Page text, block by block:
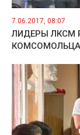
7.06.2017, 08:07
ЛИДЕРЫ ЛКСМ